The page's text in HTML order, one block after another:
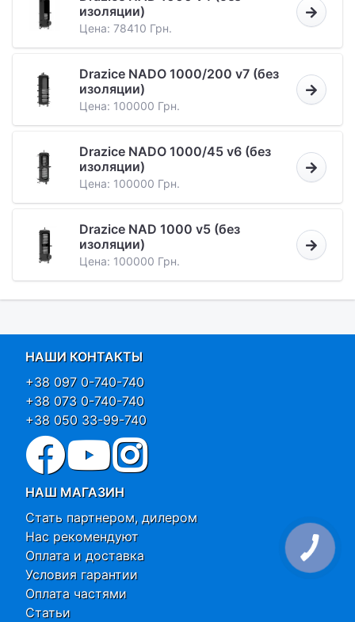
изоляции)
Цена: 78410 Грн.
Drazice NADO 1000/200 v7 (без
изоляции)
Цена: 100000 Грн.
Drazice NADO 1000/45 v6 (без
изоляции)
Цена: 100000 Грн.
Drazice NAD 1000 v5 (без
изоляции)
Цена: 100000 Грн.
НАШИ КОНТАКТЫ
+38 097 0-740-740
+38 073 0-740-740
+38 050 33-99-740
НАШ МАГАЗИН
Стать партнером, дилером
Нас рекомендуют
Оплата и доставка
Условия гарантии
Оплата частями
Статьи